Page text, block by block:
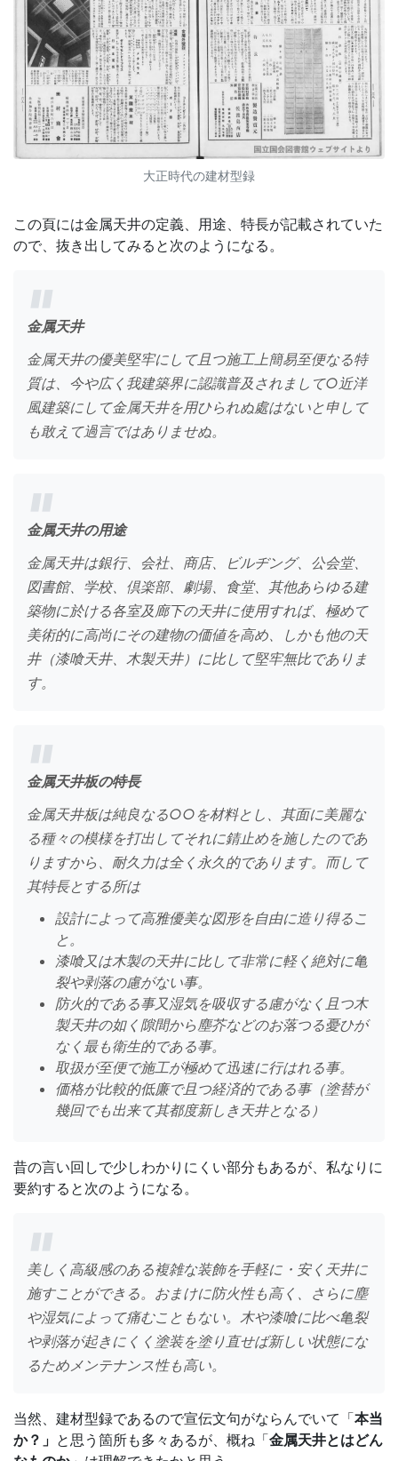
大正時代の建材型録
この頁には金属天井の定義、用途、特長が記載されていた
ので、抜き出してみると次のようになる。
金属天井
金属天井の優美堅牢にして且つ施工上簡易至便なる特
質は、今や広く我建築界に認識普及されまして○近洋
風建築にして金属天井を用ひられぬ處はないと申して
も敢えて過言ではありませぬ。
金属天井の用途
金属天井は銀行、会社、商店、ビルヂング、公会堂、
図書館、学校、倶楽部、劇場、食堂、其他あらゆる建
築物に於ける各室及廊下の天井に使用すれば、極めて
美術的に高尚にその建物の価値を高め、しかも他の天
井（漆喰天井、木製天井）に比して堅牢無比でありま
す。
金属天井板の特長
金属天井板は純良なる○○を材料とし、其面に美麗な
る種々の模様を打出してそれに錆止めを施したのであ
りますから、耐久力は全く永久的であります。而して
其特長とする所は
設計によって高雅優美な図形を自由に造り得るこ
と。
漆喰又は木製の天井に比して非常に軽く絶対に亀
裂や剥落の慮がない事。
防火的である事又湿気を吸収する慮がなく且つ木
製天井の如く隙間から塵芥などのお落つる憂ひが
なく最も衛生的である事。
取扱が至便で施工が極めて迅速に行はれる事。
価格が比較的低廉で且つ経済的である事（塗替が
幾回でも出来て其都度新しき天井となる）
昔の言い回しで少しわかりにくい部分もあるが、私なりに
要約すると次のようになる。
美しく高級感のある複雑な装飾を手軽に・安く天井に
施すことができる。おまけに防火性も高く、さらに塵
や湿気によって痛むこともない。木や漆喰に比べ亀裂
や剥落が起きにくく塗装を塗り直せば新しい状態にな
るためメンテナンス性も高い。
当然、建材型録であるので宣伝文句がならんでいて「本当
か？」 と思う箇所も多々あるが、概ね「金属天井とはどん